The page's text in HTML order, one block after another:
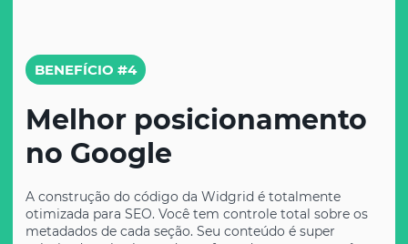
BENEFÍCIO #4
Melhor posicionamento
no Google
A construção do código da Widgrid é totalmente
otimizada para SEO. Você tem controle total sobre os
metadados de cada seção. Seu conteúdo é super